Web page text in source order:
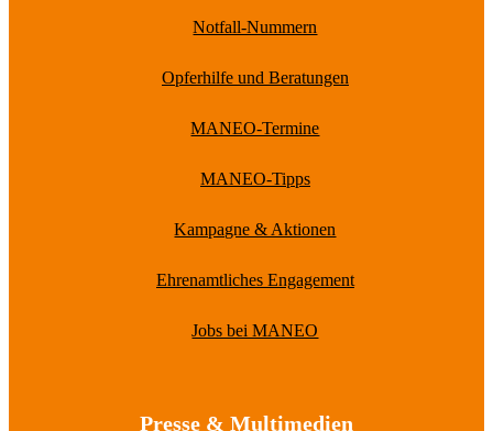
Notfall-Nummern
Opferhilfe und Beratungen
MANEO-Termine
MANEO-Tipps
Kampagne & Aktionen
Ehrenamtliches Engagement
Jobs bei MANEO
Presse & Multimedien